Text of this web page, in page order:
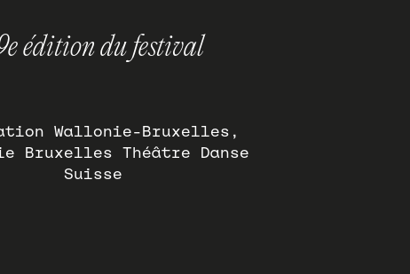
édition du festival
Wallonie-Bruxelles
Bruxelles Théâtre Danse
Suisse